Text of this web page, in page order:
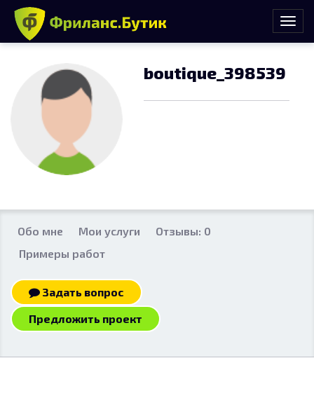
boutique_398539
Обо мне Мои услуги
Отзывы: 0
Примеры работ
Задать вопрос
Предложить проект